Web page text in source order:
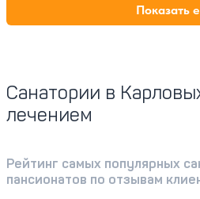
Показать
Санатории в
лечением
Рейтинг самых популярных
пансионатов по отзывам